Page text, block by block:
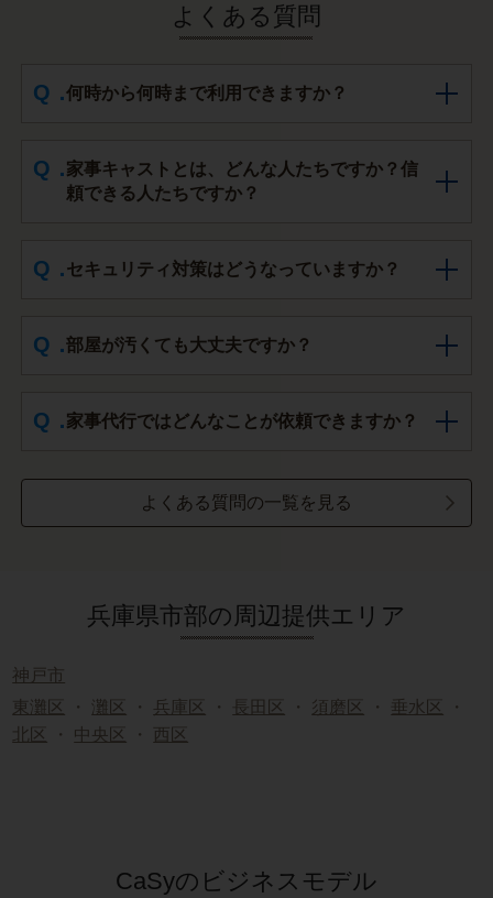
よくある質問
何時から何時まで利用できますか？
家事キャストとは、どんな人たちですか？信
頼できる人たちですか？
セキュリティ対策はどうなっていますか？
部屋が汚くても大丈夫ですか？
家事代行ではどんなことが依頼できますか？
よくある質問の一覧を見る
兵庫県市部の周辺提供エリア
神戸市
東灘区
・ 灘区 ・ 兵庫区 ・ 長田区 ・ 須磨区 ・ 垂水区
・
北区
・ 中央区 ・ 西区
CaSyのビジネスモデル